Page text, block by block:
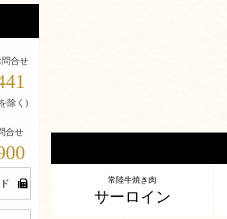
合せ
除く)
合せ
常陸牛焼き肉
サーロイン